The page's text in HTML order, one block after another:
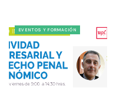
EVENTOS Y FORMACIÓN